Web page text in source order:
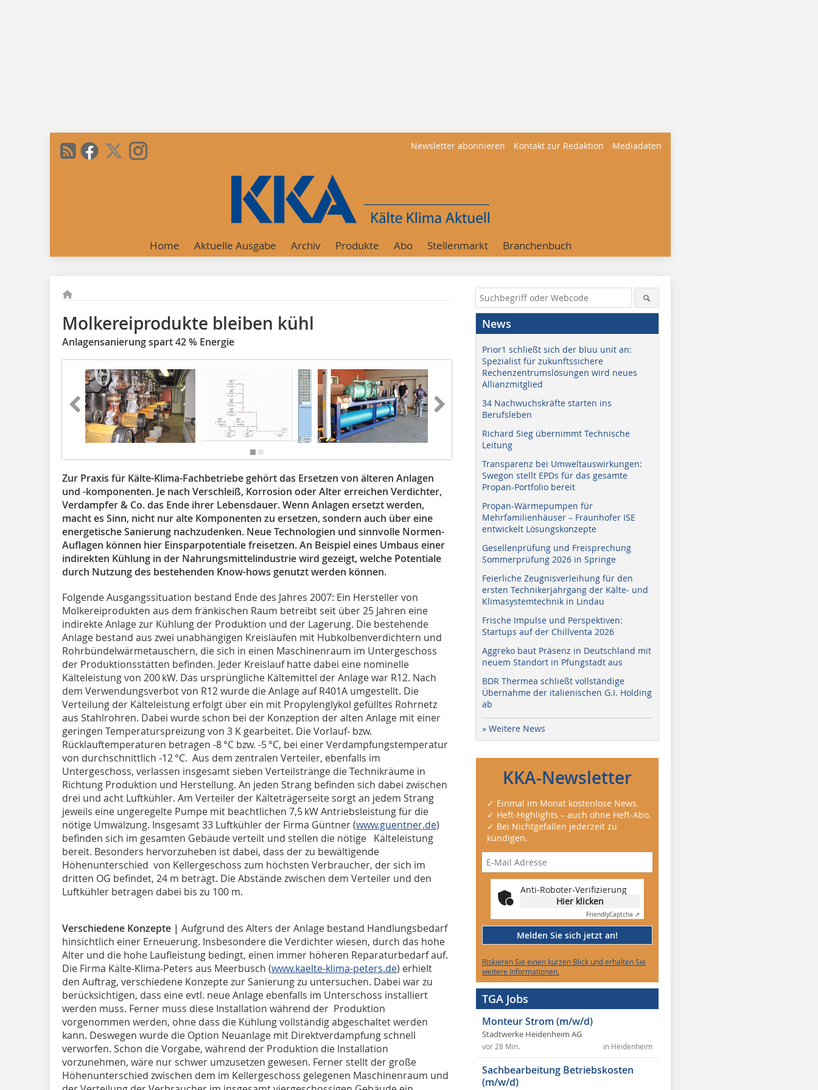
Newsletter abonnieren Kontakt zur Redaktion Mediadaten
Home Aktuelle Ausgabe Archiv Produkte Abo Stellenmarkt Branchenbuch
Molkereiprodukte bleiben kühl
Anlagensanierung spart 42 % Energie
Zur Praxis für Kälte-Klima-Fachbetriebe gehört das Ersetzen von älteren Anlagen
und -komponenten. Je nach Verschleiß, Korrosion oder Alter erreichen Verdichter,
Verdampfer & Co. das Ende ihrer Lebensdauer. Wenn Anlagen ersetzt werden,
macht es Sinn, nicht nur alte Komponenten zu ersetzen, sondern auch über eine
energetische Sanierung nachzudenken. Neue Technologien und sinnvolle Normen-
Auflagen können hier Einsparpotentiale freisetzen. An Beispiel eines Umbaus einer
indirekten Kühlung in der Nahrungsmittelindustrie wird gezeigt, welche Potentiale
durch Nutzung des bestehenden Know-hows genutzt werden können.
Folgende Ausgangssituation bestand Ende des Jahres 2007: Ein Hersteller von
Molkereiprodukten aus dem fränkischen Raum betreibt seit über 25 Jahren eine
indirekte Anlage zur Kühlung der Produktion und der Lagerung. Die bestehende
Anlage bestand aus zwei unabhängigen Kreisläufen mit Hubkolbenverdichtern und
Rohrbündelwärmetauschern, die sich in einen Maschinenraum im Untergeschoss
der Produktionsstätten befinden. Jeder Kreislauf hatte dabei eine nominelle
Kälteleistung von 200 kW. Das ursprüngliche Kältemittel der Anlage war R12. Nach
dem Verwendungsverbot von R12 wurde die Anlage auf R401A umgestellt. Die
Verteilung der Kälteleistung erfolgt über ein mit Propylenglykol gefülltes Rohrnetz
aus Stahlrohren. Dabei wurde schon bei der Konzeption der alten Anlage mit einer
geringen Temperaturspreizung von 3 K gearbeitet. Die Vorlauf- bzw.
Rücklauftemperaturen betragen -8 °C bzw. -5 °C, bei einer Verdampfungstemperatur
von durchschnittlich -12 °C. Aus dem zentralen Verteiler, ebenfalls im
Untergeschoss, verlassen insgesamt sieben Verteilstränge die Technikräume in
Richtung Produktion und Herstellung. An jeden Strang befinden sich dabei zwischen
drei und acht Luftkühler. Am Verteiler der Kälteträgerseite sorgt an jedem Strang
jeweils eine ungeregelte Pumpe mit beachtlichen 7,5 kW Antriebsleistung für die
nötige Umwälzung. Insgesamt 33 Luftkühler der Firma Güntner (www.guentner.de)
befinden sich im gesamten Gebäude verteilt und stellen die nötige Kälteleistung
bereit. Besonders hervorzuheben ist dabei, dass der zu bewältigende
Höhenunterschied von Kellergeschoss zum höchsten Verbraucher, der sich im
dritten OG befindet, 24 m beträgt. Die Abstände zwischen dem Verteiler und den
Luftkühler betragen dabei bis zu 100 m.
Verschiedene Konzepte | Aufgrund des Alters der Anlage bestand Handlungsbedarf
hinsichtlich einer Erneuerung. Insbesondere die Verdichter wiesen, durch das hohe
Alter und die hohe Laufleistung bedingt, einen immer höheren Reparaturbedarf auf.
Die Firma Kälte-Klima-Peters aus Meerbusch (www.kaelte-klima-peters.de) erhielt
den Auftrag, verschiedene Konzepte zur Sanierung zu untersuchen. Dabei war zu
berücksichtigen, dass eine evtl. neue Anlage ebenfalls im Unterschoss installiert
werden muss. Ferner muss diese Installation während der Produktion
vorgenommen werden, ohne dass die Kühlung vollständig abgeschaltet werden
kann. Deswegen wurde die Option Neuanlage mit Direktverdampfung schnell
verworfen. Schon die Vorgabe, während der Produktion die Installation
vorzunehmen, wäre nur schwer umzusetzen gewesen. Ferner stellt der große
Höhenunterschied zwischen dem im Kellergeschoss gelegenen Maschinenraum und
News
Prior1 schließt sich der bluu unit an:
Spezialist für zukunftssichere
Rechenzentrumslösungen wird neues
Allianzmitglied
34 Nachwuchskräfte starten ins
Berufsleben
Richard Sieg übernimmt Technische
Leitung
Transparenz bei Umweltauswirkungen:
Swegon stellt EPDs für das gesamte
Propan-Portfolio bereit
Propan-Wärmepumpen für
Mehrfamilienhäuser – Fraunhofer ISE
entwickelt Lösungskonzepte
Gesellenprüfung und Freisprechung
Sommerprüfung 2026 in Springe
Feierliche Zeugnisverleihung für den
ersten Technikerjahrgang der Kälte- und
Klimasystemtechnik in Lindau
Frische Impulse und Perspektiven:
Startups auf der Chillventa 2026
Aggreko baut Präsenz in Deutschland mit
neuem Standort in Pfungstadt aus
BDR Thermea schließt vollständige
Übernahme der italienischen G.I. Holding
ab
» Weitere News
KKA-Newsletter
✓ Einmal im Monat kostenlose News.
✓ Heft-Highlights – auch ohne Heft-Abo.
✓ Bei Nichtgefallen jederzeit zu
kündigen.
Anti-Roboter-Verifizierung
Hier klicken
FriendlyCaptcha ⇗
Melden Sie sich jetzt an!
Riskieren Sie einen kurzen Blick und erhalten Sie
weitere Informationen.
TGA Jobs
Monteur Strom (m/w/d)
Stadtwerke Heidenheim AG
in Heidenheim
vor 28 Min.
Sachbearbeitung Betriebskosten
(m/w/d)